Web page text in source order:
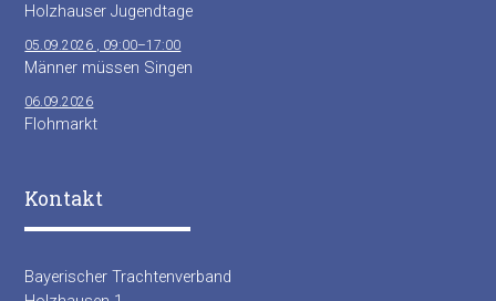
Holzhauser Jugendtage
05.09.2026 , 09:00–17:00
Männer müssen Singen
06.09.2026
Flohmarkt
Kontakt
Bayerischer Trachtenverband